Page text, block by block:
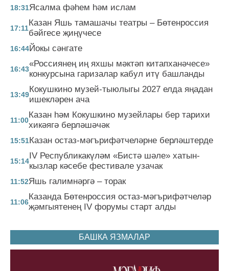
18:31Ясалма фәһем һәм ислам
17:11
Казан Яшь тамашачы театры – Бөтенроссия
бәйгесе җиңүчесе
16:44Йокы сәнгате
16:43
«Россиянең иң яхшы мәктәп китапханәчесе»
конкурсына гаризалар кабул итү башланды
13:49
Кокушкино музей-тыюлыгы 2027 елда яңадан
ишекләрен ача
11:00
Казан һәм Кокушкино музейлары бер тарихи
хикәягә берләшәчәк
15:51Казан остаз-мәгърифәтчеләрне берләштерде
15:14
IV Республикакүләм «Бистә шәле» хатын-
кызлар кәсебе фестивале узачак
11:52Яшь галимнәргә – торак
11:06
Казанда Бөтенроссия остаз-мәгърифәтчеләр
җәмгыятенең IV форумы старт алды
БАШКА ЯЗМАЛАР